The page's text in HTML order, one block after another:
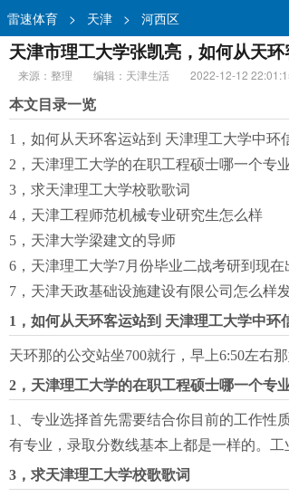
雷速体育 > 天津 > 河西区
天津市理工大学张凯亮，如何从天
来源：整理 编辑：天津生活
2022-12-12
本文目录一览
1，如何从天环客运站到 天津理工大学中环
2，天津理工大学的在职工程硕士哪一个专
3，求天津理工大学校歌歌词
4，天津工程师范机械专业研究生怎么样
5，天津大学梁建文的导师
6，天津理工大学7月份毕业二战考研到现
7，天津天政基础设施建设有限公司怎么样
1，如何从天环客运站到 天津理工大学中环
天环那的公交站坐700就行，早上6:50左右
2，天津理工大学的在职工程硕士哪一个专
1、专业选择首先需要结合你目前的工作性
有专业，录取分数线基本上都是一样的。
3，求天津理工大学校歌歌词